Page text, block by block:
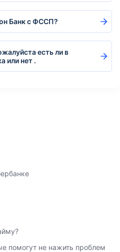
Банк с ФССП?
есть ли в
или нет .
помогут не нажить проблем